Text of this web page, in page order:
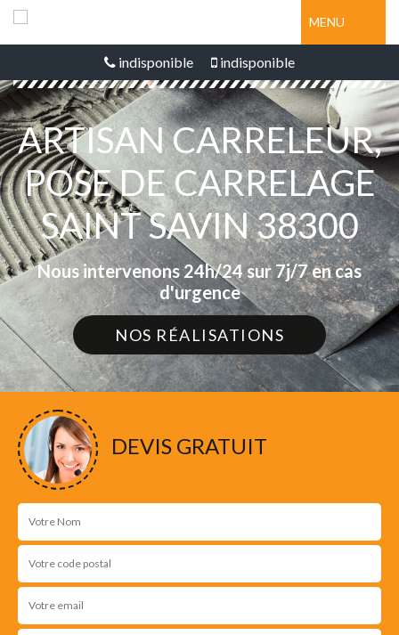
MENU
indisponible indisponible
ARTISAN CARRELEUR,
POSE DE CARRELAGE
SAINT SAVIN 38300
Nous intervenons 24h/24 sur 7j/7 en cas
d'urgence
NOS RÉALISATIONS
DEVIS GRATUIT